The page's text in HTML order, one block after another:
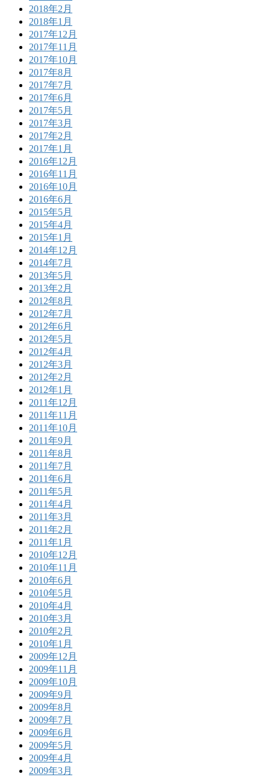
2018年2月
2018年1月
2017年12月
2017年11月
2017年10月
2017年8月
2017年7月
2017年6月
2017年5月
2017年3月
2017年2月
2017年1月
2016年12月
2016年11月
2016年10月
2016年6月
2015年5月
2015年4月
2015年1月
2014年12月
2014年7月
2013年5月
2013年2月
2012年8月
2012年7月
2012年6月
2012年5月
2012年4月
2012年3月
2012年2月
2012年1月
2011年12月
2011年11月
2011年10月
2011年9月
2011年8月
2011年7月
2011年6月
2011年5月
2011年4月
2011年3月
2011年2月
2011年1月
2010年12月
2010年11月
2010年6月
2010年5月
2010年4月
2010年3月
2010年2月
2010年1月
2009年12月
2009年11月
2009年10月
2009年9月
2009年8月
2009年7月
2009年6月
2009年5月
2009年4月
2009年3月